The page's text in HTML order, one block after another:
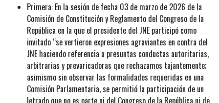
Primera: En la sesión de fecha 03 de marzo de 2026 de la
Comisión de Constitución y Reglamento del Congreso de la
República en la que el presidente del JNE participó como
invitado “se vertieron expresiones agraviantes en contra del
JNE haciendo referencia a presuntas conductas autoritarias,
arbitrarias y prevaricadoras que rechazamos tajantemente;
asimismo sin observar las formalidades requeridas en una
Comisión Parlamentaria, se permitió la participación de un
letrado que no es parte ni del Congreso de la República ni de